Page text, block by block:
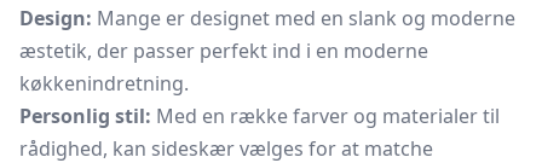
Design: Mange er designet med en slank og moderne
æstetik, der passer perfekt ind i en moderne
køkkenindretning.
Personlig stil: Med en række farver og materialer til
rådighed, kan sideskær vælges for at matche